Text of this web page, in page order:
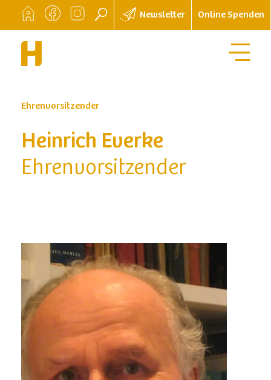
Newsletter Online Spenden
Ehrenvorsitzender
Heinrich Everke
Ehrenvorsitzender